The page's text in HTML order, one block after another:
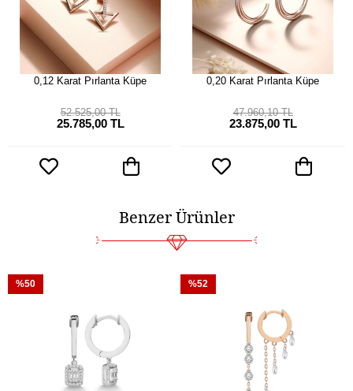
0,12 Karat Pırlanta Küpe
25.785,00 TL
52.525,00 TL
0,20 Karat Pırlanta Küpe
23.875,00 TL
47.960,10 TL
Benzer Ürünler
%50 %52